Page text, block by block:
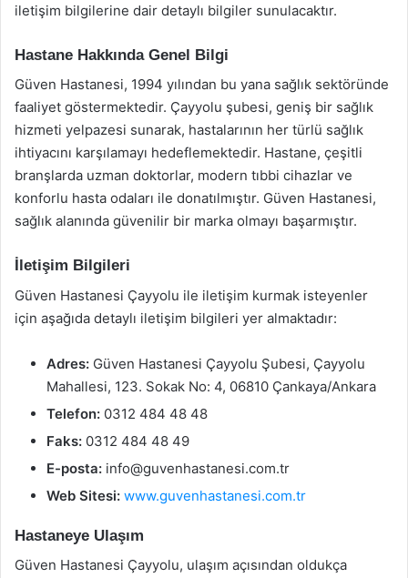
iletişim bilgilerine dair detaylı bilgiler sunulacaktır.
Hastane Hakkında Genel Bilgi
Güven Hastanesi, 1994 yılından bu yana sağlık sektöründe
faaliyet göstermektedir. Çayyolu şubesi, geniş bir sağlık
hizmeti yelpazesi sunarak, hastalarının her türlü sağlık
ihtiyacını karşılamayı hedeflemektedir. Hastane, çeşitli
branşlarda uzman doktorlar, modern tıbbi cihazlar ve
konforlu hasta odaları ile donatılmıştır. Güven Hastanesi,
sağlık alanında güvenilir bir marka olmayı başarmıştır.
İletişim Bilgileri
Güven Hastanesi Çayyolu ile iletişim kurmak isteyenler
için aşağıda detaylı iletişim bilgileri yer almaktadır:
Adres: Güven Hastanesi Çayyolu Şubesi, Çayyolu
Mahallesi, 123. Sokak No: 4, 06810 Çankaya/Ankara
Telefon: 0312 484 48 48
Faks: 0312 484 48 49
E-posta: info@guvenhastanesi.com.tr
Web Sitesi: www.guvenhastanesi.com.tr
Hastaneye Ulaşım
Güven Hastanesi Çayyolu, ulaşım açısından oldukça